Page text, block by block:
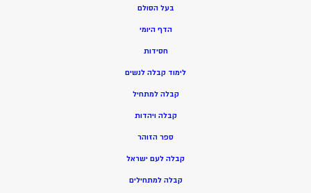
בעל הסולם
הדף היומי
חסידות
לימוד קבלה לנשים
קבלה למתחיל
קבלה ויהדות
ספר הזוהר
קבלה לעם ישראל
קבלה למתחילים